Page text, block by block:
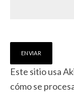
Este sitio usa
cómo se